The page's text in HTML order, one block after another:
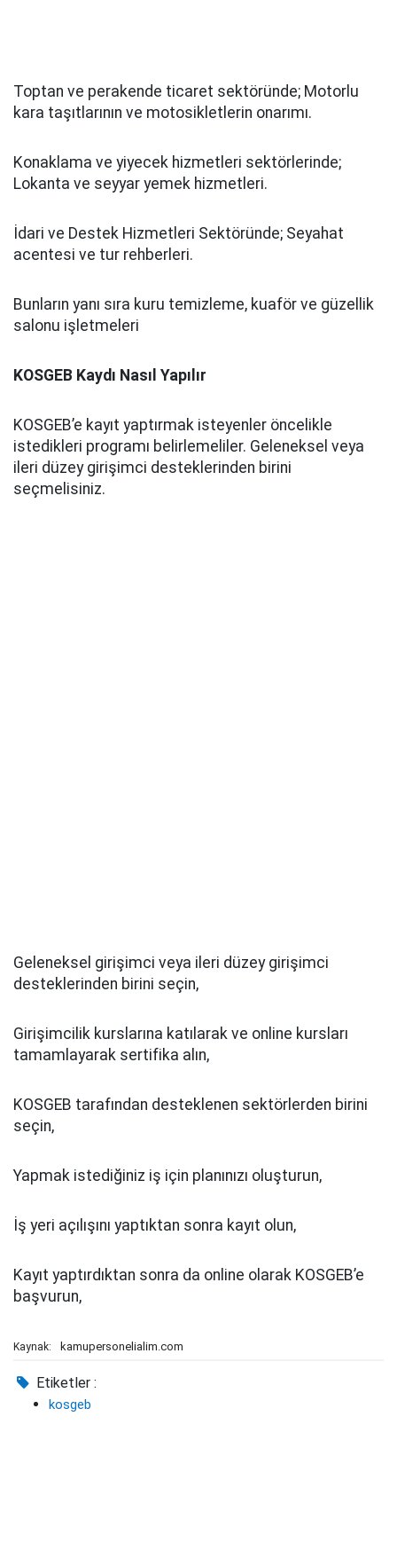
Toptan ve perakende ticaret sektöründe; Motorlu
kara taşıtlarının ve motosikletlerin onarımı.
Konaklama ve yiyecek hizmetleri sektörlerinde;
Lokanta ve seyyar yemek hizmetleri.
İdari ve Destek Hizmetleri Sektöründe; Seyahat
acentesi ve tur rehberleri.
Bunların yanı sıra kuru temizleme, kuaför ve güzellik
salonu işletmeleri
KOSGEB Kaydı Nasıl Yapılır
KOSGEB’e kayıt yaptırmak isteyenler öncelikle
istedikleri programı belirlemeliler. Geleneksel veya
ileri düzey girişimci desteklerinden birini
seçmelisiniz.
Geleneksel girişimci veya ileri düzey girişimci
desteklerinden birini seçin,
Girişimcilik kurslarına katılarak ve online kursları
tamamlayarak sertifika alın,
KOSGEB tarafından desteklenen sektörlerden birini
seçin,
Yapmak istediğiniz iş için planınızı oluşturun,
İş yeri açılışını yaptıktan sonra kayıt olun,
Kayıt yaptırdıktan sonra da online olarak KOSGEB’e
başvurun,
Kaynak: kamupersonelialim.com
Etiketler :
kosgeb